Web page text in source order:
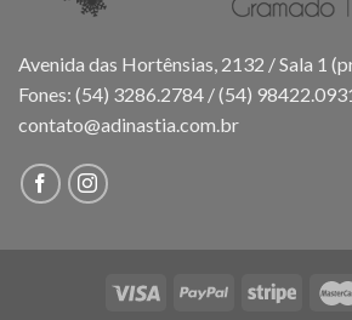
Avenida das Hortênsias, 2132 / Sala 1
Fones: (54) 3286.2784 / (54)
contato@adinastia.com.br